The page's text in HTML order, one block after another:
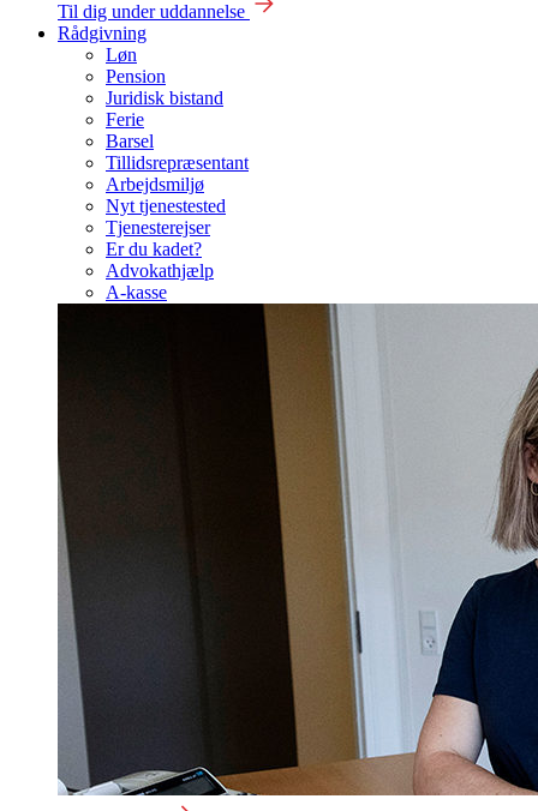
Til dig under uddannelse
Rådgivning
Løn
Pension
Juridisk bistand
Ferie
Barsel
Tillidsrepræsentant
Arbejdsmiljø
Nyt tjenestested
Tjenesterejser
Er du kadet?
Advokathjælp
A-kasse